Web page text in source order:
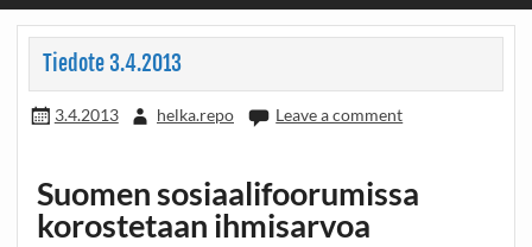
Tiedote 3.4.2013
3.4.2013 helka.repo Leave a comment
Suomen sosiaalifoorumissa
korostetaan ihmisarvoa